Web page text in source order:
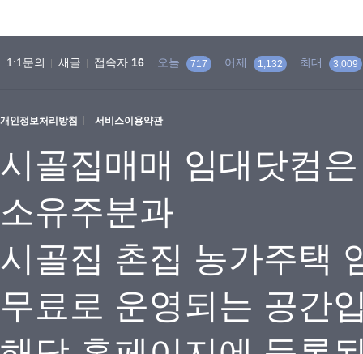
1:1문의 새글 접속자 16 오늘 717 어제 1,132 최대 3,009
개인정보처리방침 서비스이용약관
시골집매매 임대닷컴
소유주분과
시골집 촌집 농가주택
무료로 운영되는 공간